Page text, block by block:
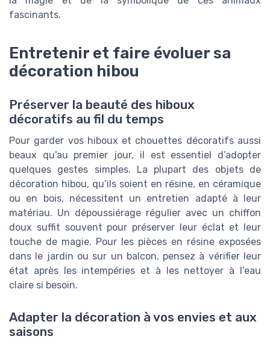
fascinants.
Entretenir et faire évoluer sa
décoration hibou
Préserver la beauté des hiboux
décoratifs au fil du temps
Pour garder vos hiboux et chouettes décoratifs aussi
beaux qu’au premier jour, il est essentiel d’adopter
quelques gestes simples. La plupart des objets de
décoration hibou, qu’ils soient en résine, en céramique
ou en bois, nécessitent un entretien adapté à leur
matériau. Un dépoussiérage régulier avec un chiffon
doux suffit souvent pour préserver leur éclat et leur
touche de magie. Pour les pièces en résine exposées
dans le jardin ou sur un balcon, pensez à vérifier leur
état après les intempéries et à les nettoyer à l’eau
claire si besoin.
Adapter la décoration à vos envies et aux
saisons